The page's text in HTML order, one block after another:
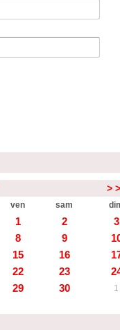
>
ven sam
1 2
3
8 9
15 16
22 23
29 30 1